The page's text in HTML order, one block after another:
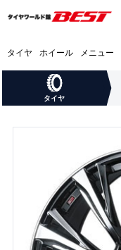
タイヤ ホイール メニュー
タイヤ